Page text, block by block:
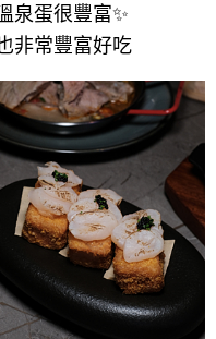
泉蛋很豐富✨
非常豐富好吃